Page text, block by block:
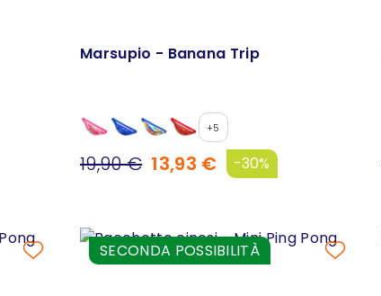
Marsupio - Banana Trip
+5
19,90 € 13,93 € -30%
SECONDA POSSIBILITÀ